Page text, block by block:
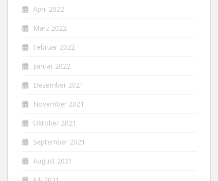
April 2022
März 2022
Februar 2022
Januar 2022
Dezember 2021
November 2021
Oktober 2021
September 2021
August 2021